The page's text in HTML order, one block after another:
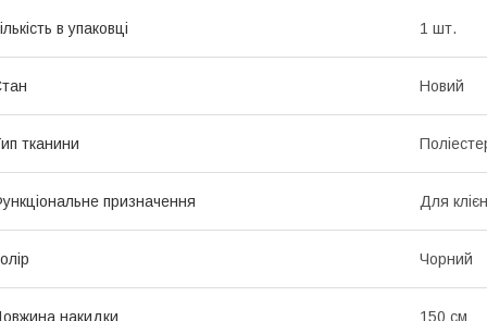
в упаковці 1 шт.
Новий
тканини
призначення Для
Чорний
накидки 150 см